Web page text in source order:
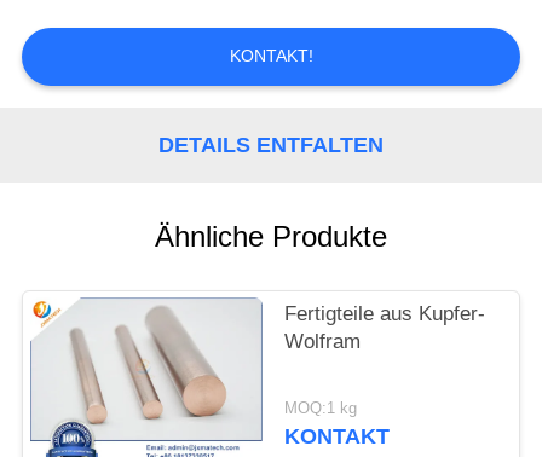
NACHRICHTEN
EIN
ZITAT
SITEMAP
KONTAKT!
DETAILS ENTFALTEN
Ähnliche Produkte
Fertigteile aus Kupfer-
Wolfram
MOQ:1 kg
KONTAKT